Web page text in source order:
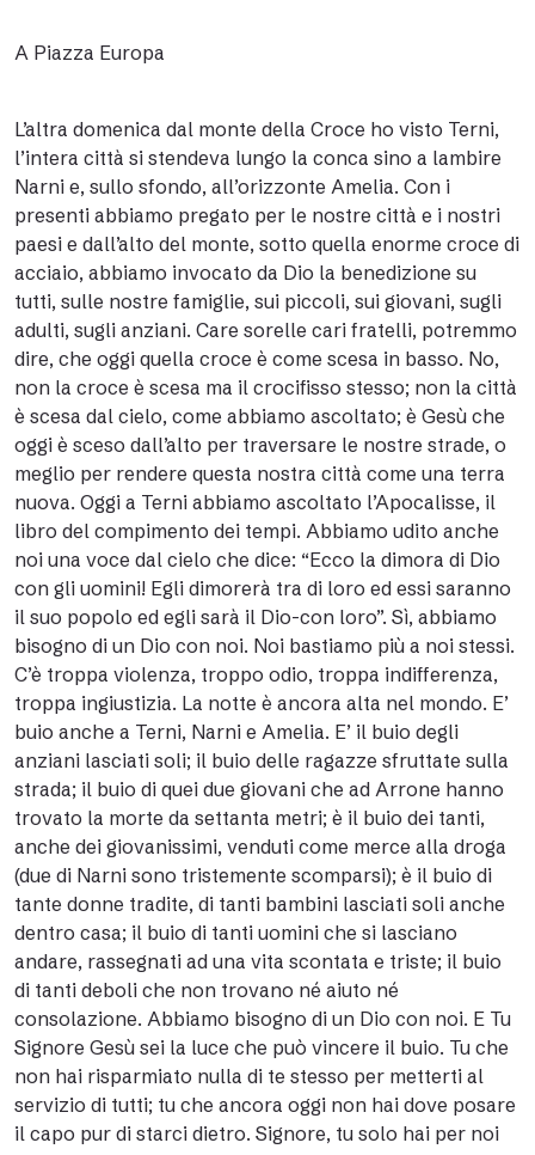
A Piazza Europa
L’altra domenica dal monte della Croce ho visto Terni,
l’intera città si stendeva lungo la conca sino a lambire
Narni e, sullo sfondo, all’orizzonte Amelia. Con i
presenti abbiamo pregato per le nostre città e i nostri
paesi e dall’alto del monte, sotto quella enorme croce di
acciaio, abbiamo invocato da Dio la benedizione su
tutti, sulle nostre famiglie, sui piccoli, sui giovani, sugli
adulti, sugli anziani. Care sorelle cari fratelli, potremmo
dire, che oggi quella croce è come scesa in basso. No,
non la croce è scesa ma il crocifisso stesso; non la città
è scesa dal cielo, come abbiamo ascoltato; è Gesù che
oggi è sceso dall’alto per traversare le nostre strade, o
meglio per rendere questa nostra città come una terra
nuova. Oggi a Terni abbiamo ascoltato l’Apocalisse, il
libro del compimento dei tempi. Abbiamo udito anche
noi una voce dal cielo che dice: “Ecco la dimora di Dio
con gli uomini! Egli dimorerà tra di loro ed essi saranno
il suo popolo ed egli sarà il Dio-con loro”. Sì, abbiamo
bisogno di un Dio con noi. Noi bastiamo più a noi stessi.
C’è troppa violenza, troppo odio, troppa indifferenza,
troppa ingiustizia. La notte è ancora alta nel mondo. E’
buio anche a Terni, Narni e Amelia. E’ il buio degli
anziani lasciati soli; il buio delle ragazze sfruttate sulla
strada; il buio di quei due giovani che ad Arrone hanno
trovato la morte da settanta metri; è il buio dei tanti,
anche dei giovanissimi, venduti come merce alla droga
(due di Narni sono tristemente scomparsi); è il buio di
tante donne tradite, di tanti bambini lasciati soli anche
dentro casa; il buio di tanti uomini che si lasciano
andare, rassegnati ad una vita scontata e triste; il buio
di tanti deboli che non trovano né aiuto né
consolazione. Abbiamo bisogno di un Dio con noi. E Tu
Signore Gesù sei la luce che può vincere il buio. Tu che
non hai risparmiato nulla di te stesso per metterti al
servizio di tutti; tu che ancora oggi non hai dove posare
il capo pur di starci dietro. Signore, tu solo hai per noi